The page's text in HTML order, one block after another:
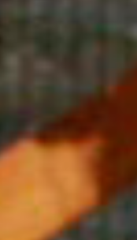
saisine
les